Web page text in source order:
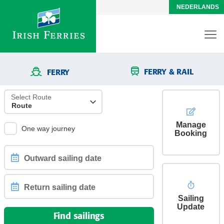
NEDERLANDS
FERRY FERRY & RAIL
Select Route
One way journey
Outward
sailing
date
sailing
Find sailings
Manage
Booking
Sailing
Update